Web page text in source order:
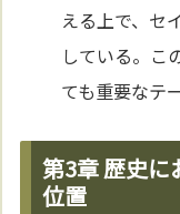
える上で、セ
している。こ
ても重要なテ
第3章 歴史
位置